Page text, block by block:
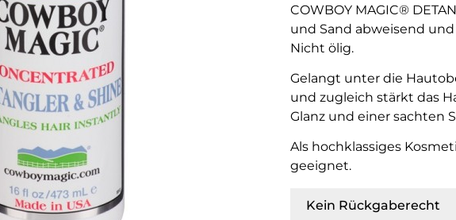
COWBOY MAGIC®
und Sand abweisend
Nicht ölig.
Gelangt unter die
und zugleich stärkt das
Glanz und einer sachten
Als hochklassiges
geeignet.
Kein Rückgaberecht